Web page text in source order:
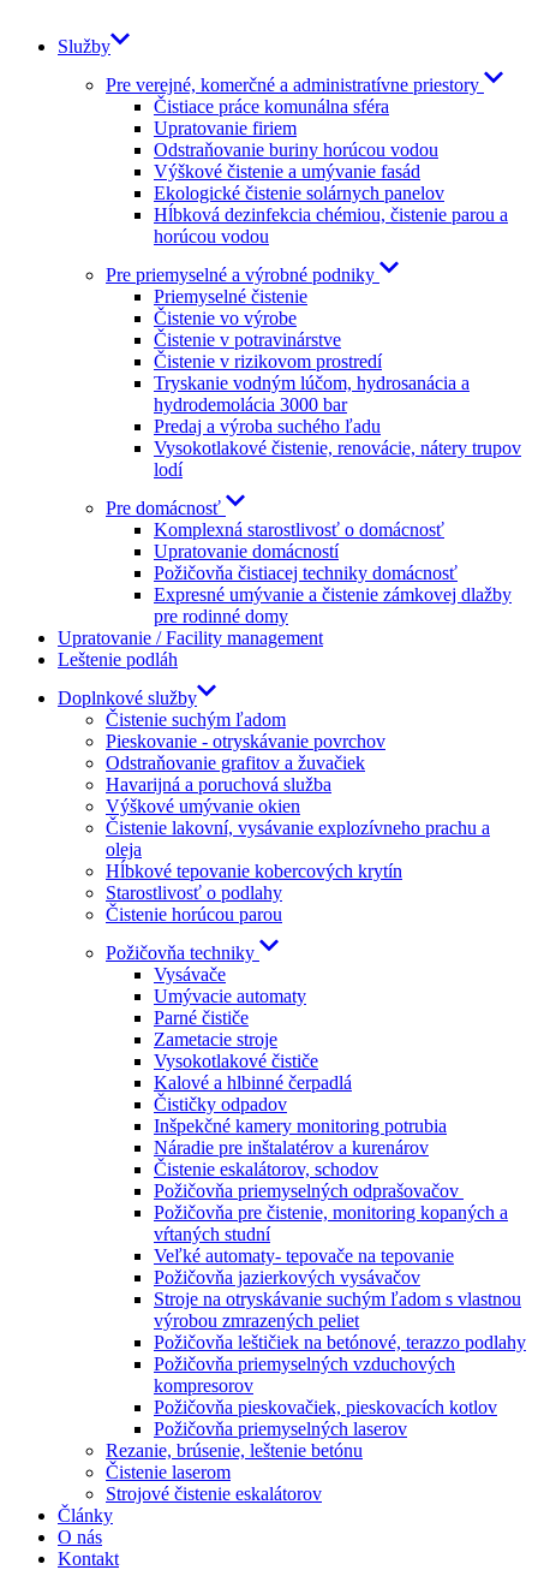
Služby
Pre verejné, komerčné a administratívne priestory
Čistiace práce komunálna sféra
Upratovanie firiem
Odstraňovanie buriny horúcou vodou
Výškové čistenie a umývanie fasád
Ekologické čistenie solárnych panelov
Hĺbková dezinfekcia chémiou, čistenie parou a
horúcou vodou
Pre priemyselné a výrobné podniky
Priemyselné čistenie
Čistenie vo výrobe
Čistenie v potravinárstve
Čistenie v rizikovom prostredí
Tryskanie vodným lúčom, hydrosanácia a
hydrodemolácia 3000 bar
Predaj a výroba suchého ľadu
Vysokotlakové čistenie, renovácie, nátery trupov
lodí
Pre domácnosť
Komplexná starostlivosť o domácnosť
Upratovanie domácností
Požičovňa čistiacej techniky domácnosť
Expresné umývanie a čistenie zámkovej dlažby
pre rodinné domy
Upratovanie / Facility management
Leštenie podláh
Doplnkové služby
Čistenie suchým ľadom
Pieskovanie - otryskávanie povrchov
Odstraňovanie grafitov a žuvačiek
Havarijná a poruchová služba
Výškové umývanie okien
Čistenie lakovní, vysávanie explozívneho prachu a
oleja
Hĺbkové tepovanie kobercových krytín
Starostlivosť o podlahy
Čistenie horúcou parou
Požičovňa techniky
Vysávače
Umývacie automaty
Parné čističe
Zametacie stroje
Vysokotlakové čističe
Kalové a hlbinné čerpadlá
Čističky odpadov
Inšpekčné kamery monitoring potrubia
Náradie pre inštalatérov a kurenárov
Čistenie eskalátorov, schodov
Požičovňa priemyselných odprašovačov
Požičovňa pre čistenie, monitoring kopaných a
vŕtaných studní
Veľké automaty- tepovače na tepovanie
Požičovňa jazierkových vysávačov
Stroje na otryskávanie suchým ľadom s vlastnou
výrobou zmrazených peliet
Požičovňa leštičiek na betónové, terazzo podlahy
Požičovňa priemyselných vzduchových
kompresorov
Požičovňa pieskovačiek, pieskovacích kotlov
Požičovňa priemyselných laserov
Rezanie, brúsenie, leštenie betónu
Čistenie laserom
Strojové čistenie eskalátorov
Články
O nás
Kontakt